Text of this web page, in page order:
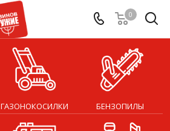
0
ГАЗОНОКОСИЛКИ БЕНЗОПИЛЫ